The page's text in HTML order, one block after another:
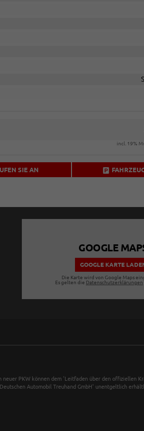
incl. 19%
SIE AN
GOOGLE
GOOGLE KARTE
Die Karte wird von Google Maps
Es gelten die Datenschutzerklärungen
neuer PKW können dem 'Leitfaden über den offiziellen
Automobil Treuhand GmbH' unentgeltlich